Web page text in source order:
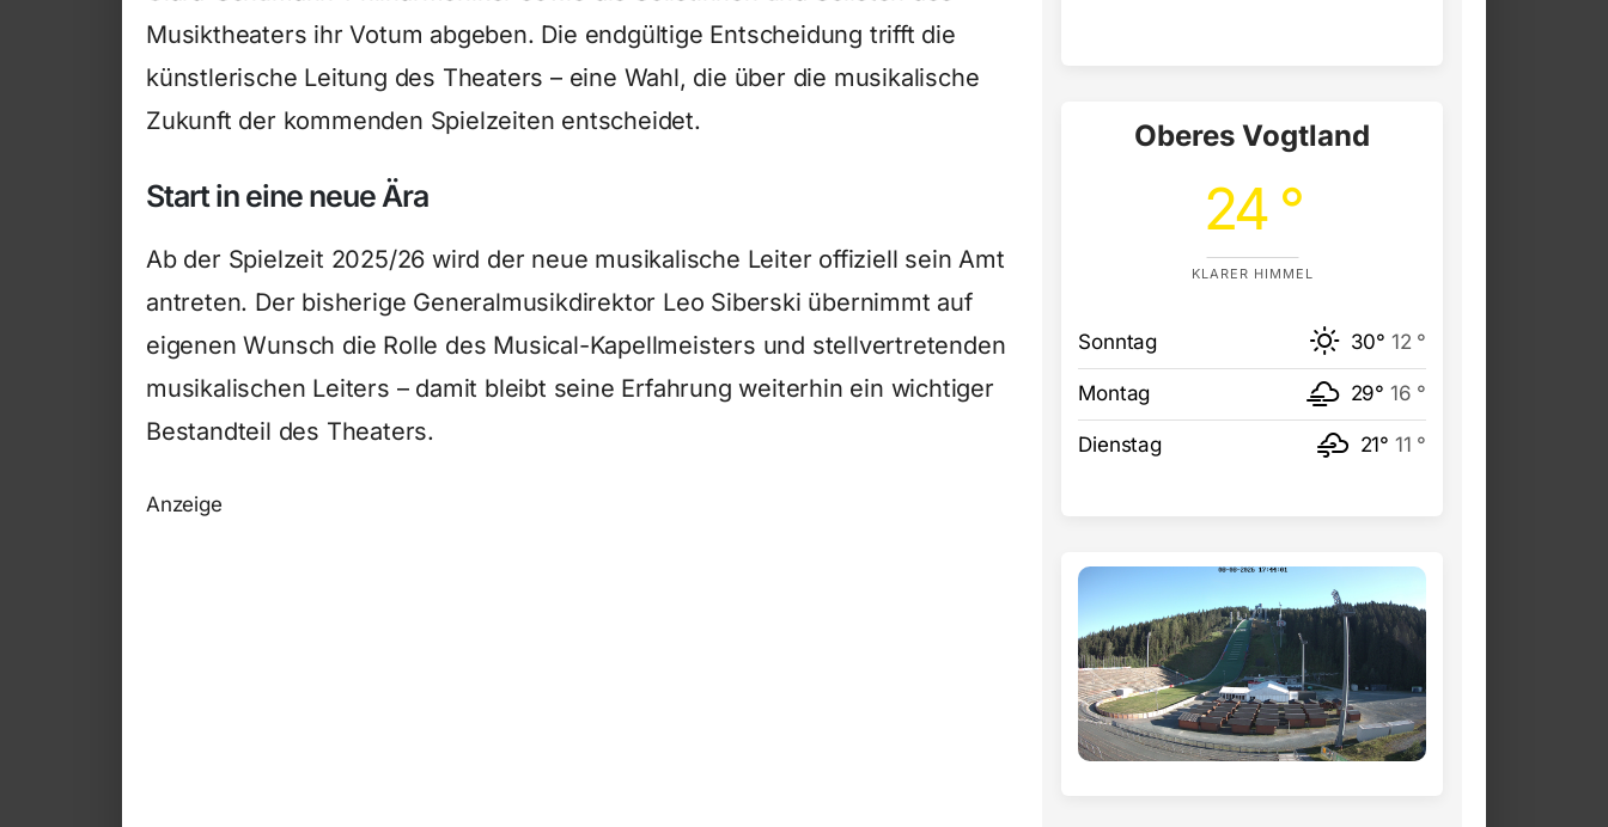
Musiktheaters ihr Votum abgeben. Die endgültige Entscheidung trifft die
künstlerische Leitung des Theaters – eine Wahl, die über die musikalische
Zukunft der kommenden Spielzeiten entscheidet.
Start in eine neue Ära
Ab der Spielzeit 2025/26 wird der neue musikalische Leiter offiziell sein Amt
antreten. Der bisherige Generalmusikdirektor Leo Siberski übernimmt auf
eigenen Wunsch die Rolle des Musical-Kapellmeisters und stellvertretenden
musikalischen Leiters – damit bleibt seine Erfahrung weiterhin ein wichtiger
Bestandteil des Theaters.
Anzeige
Oberes Vogtland
24 °
KLARER HIMMEL
Sonntag 30° 12 °
Montag 29° 16 °
Dienstag 21° 11 °